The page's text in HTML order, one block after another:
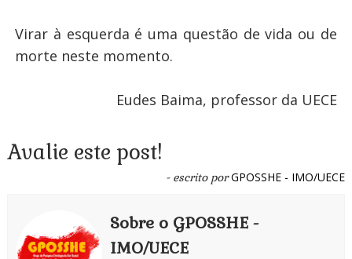
Virar à esquerda é uma questão de vida ou de
morte neste momento.
Eudes Baima, professor da UECE
Avalie este post!
- escrito por GPOSSHE - IMO/UECE
Sobre o GPOSSHE -
IMO/UECE